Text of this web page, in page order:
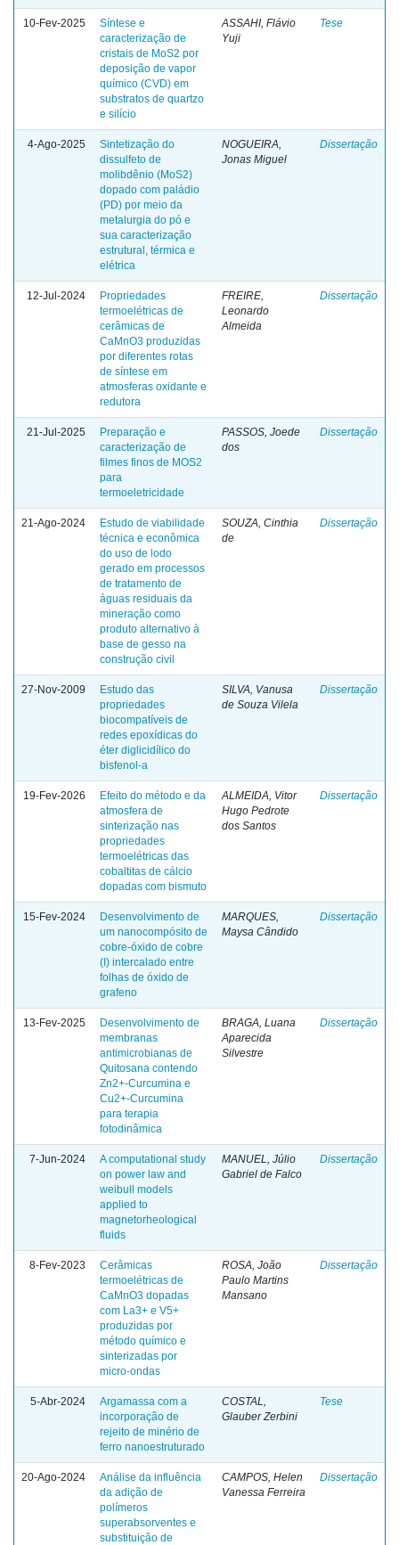
10-Fev-2025
Síntese e
caracterização de
cristais de MoS2 por
deposição de vapor
químico (CVD) em
substratos de quartzo
e silício
ASSAHI, Flávio
Yuji
Tese
4-Ago-2025
Sintetização do
dissulfeto de
molibdênio (MoS2)
dopado com paládio
(PD) por meio da
metalurgia do pó e
sua caracterização
estrutural, térmica e
elétrica
NOGUEIRA,
Jonas Miguel
Dissertação
12-Jul-2024
Propriedades
termoelétricas de
cerâmicas de
CaMnO3 produzidas
por diferentes rotas
de síntese em
atmosferas oxidante e
redutora
FREIRE,
Leonardo
Almeida
Dissertação
21-Jul-2025
Preparação e
caracterização de
filmes finos de MOS2
para
termoeletricidade
PASSOS, Joede
dos
Dissertação
21-Ago-2024
Estudo de viabilidade
técnica e econômica
do uso de lodo
gerado em processos
de tratamento de
águas residuais da
mineração como
produto alternativo à
base de gesso na
construção civil
SOUZA, Cinthia
de
Dissertação
27-Nov-2009
Estudo das
propriedades
biocompatíveis de
redes epoxídicas do
éter diglicidílico do
bisfenol-a
SILVA, Vanusa
de Souza Vilela
Dissertação
19-Fev-2026
Efeito do método e da
atmosfera de
sinterização nas
propriedades
termoelétricas das
cobaltitas de cálcio
dopadas com bismuto
ALMEIDA, Vitor
Hugo Pedrote
dos Santos
Dissertação
15-Fev-2024
Desenvolvimento de
um nanocompósito de
cobre-óxido de cobre
(I) intercalado entre
folhas de óxido de
grafeno
MARQUES,
Maysa Cândido
Dissertação
13-Fev-2025
Desenvolvimento de
membranas
antimicrobianas de
Quitosana contendo
Zn2+-Curcumina e
Cu2+-Curcumina
para terapia
fotodinâmica
BRAGA, Luana
Aparecida
Silvestre
Dissertação
7-Jun-2024
A computational study
on power law and
weibull models
applied to
magnetorheological
fluids
MANUEL, Júlio
Gabriel de Falco
Dissertação
8-Fev-2023
Cerâmicas
termoelétricas de
CaMnO3 dopadas
com La3+ e V5+
produzidas por
método químico e
sinterizadas por
micro-ondas
ROSA, João
Paulo Martins
Mansano
Dissertação
5-Abr-2024
Argamassa com a
incorporação de
rejeito de minério de
ferro nanoestruturado
COSTAL,
Glauber Zerbini
Tese
20-Ago-2024
Análise da influência
da adição de
polímeros
superabsorventes e
substituição de
CAMPOS, Helen
Vanessa Ferreira
Dissertação